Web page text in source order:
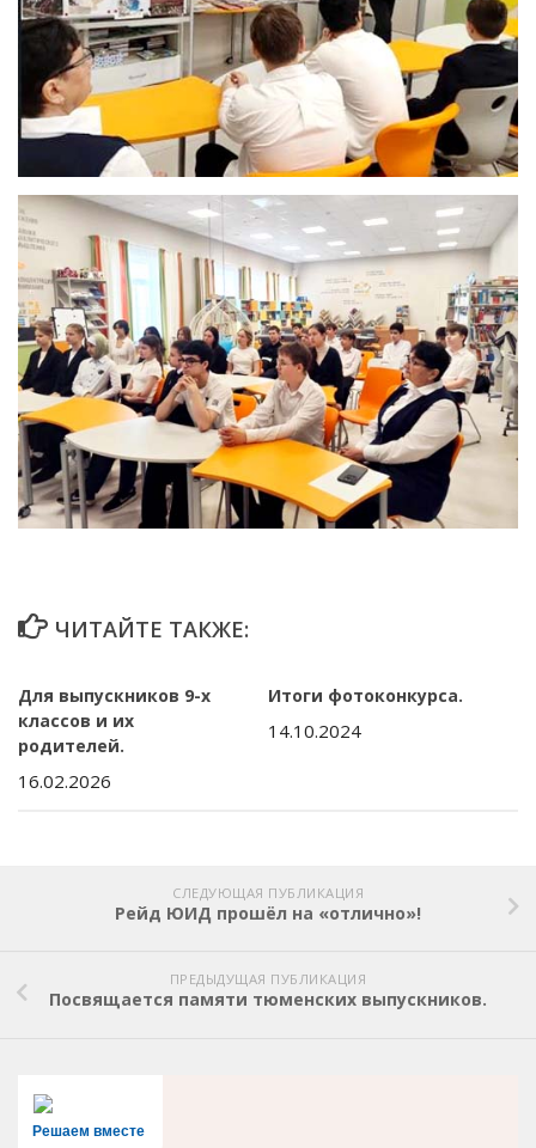
ЧИТАЙТЕ ТАКЖЕ:
Для выпускников 9-х
классов и их
родителей.
16.02.2026
Итоги фотоконкурса.
14.10.2024
СЛЕДУЮЩАЯ ПУБЛИКАЦИЯ
Рейд ЮИД прошёл на «отлично»!
ПРЕДЫДУЩАЯ ПУБЛИКАЦИЯ
Посвящается памяти тюменских выпускников.
Решаем вместе